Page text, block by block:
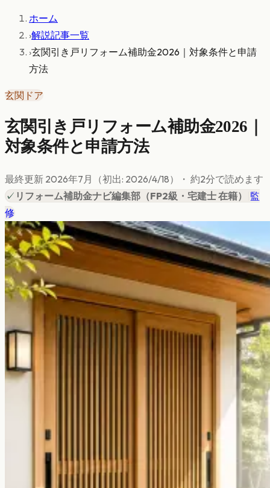
ホーム
›解説記事一覧
›玄関引き戸リフォーム補助金2026｜対象条件と申請
方法
玄関ドア
玄関引き戸リフォーム補助金2026｜
対象条件と申請方法
最終更新 2026年7月 （初出: 2026/4/18） ・ 約2分で読めます
✓ リフォーム補助金ナビ編集部 （FP2級・宅建士 在籍）
監
修